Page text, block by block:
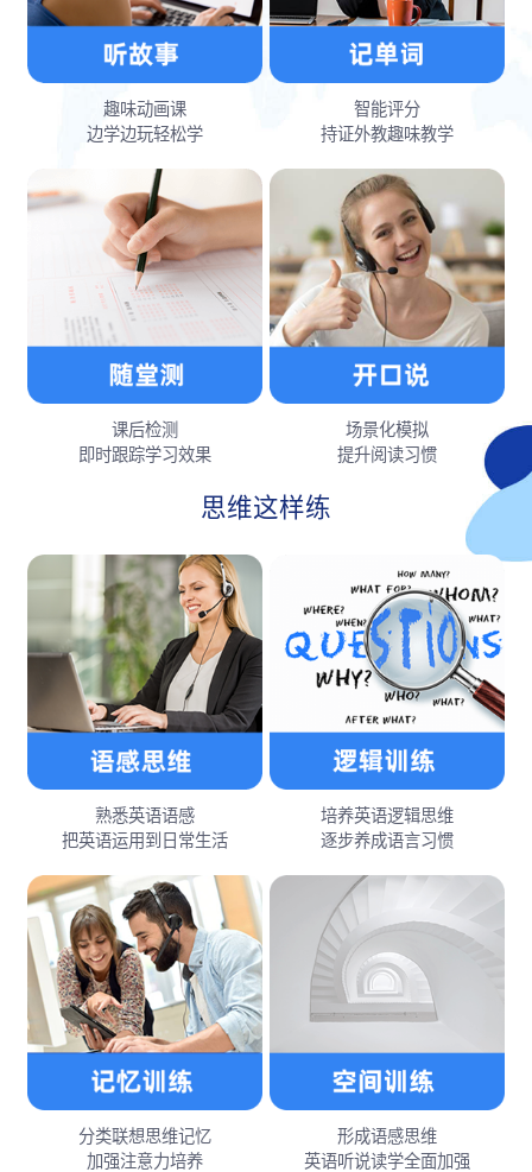
趣味动画课
边学边玩轻松学
智能评分
持证外教趣味教学
课后检测
即时跟踪学习效果
场景化模拟
提升阅读习惯
思维这样练
熟悉英语语感
把英语运用到日常生活
培养英语逻辑思维
逐步养成语言习惯
分类联想思维记忆
加强注意力培养
形成语感思维
英语听说读学全面加强